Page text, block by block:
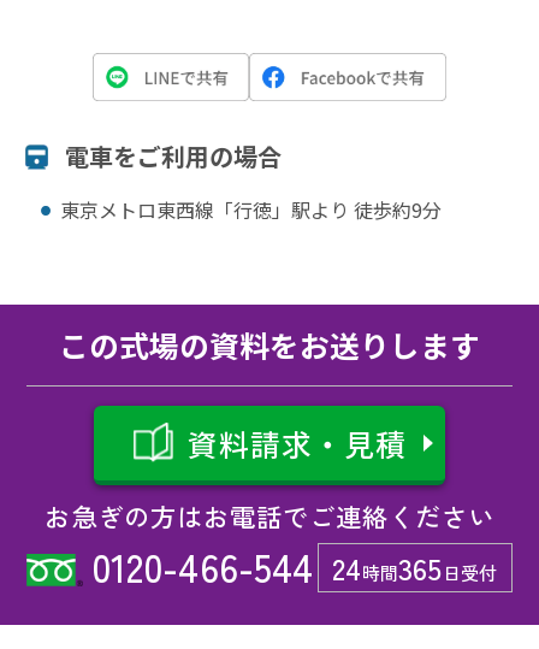
電⾞をご利⽤の場合
東京メトロ東西線「行徳」駅より 徒歩約9分
この式場の資料をお送りします
お急ぎの方はお電話でご連絡ください
24時間365日受付
0120-466-544
資料請求・見積